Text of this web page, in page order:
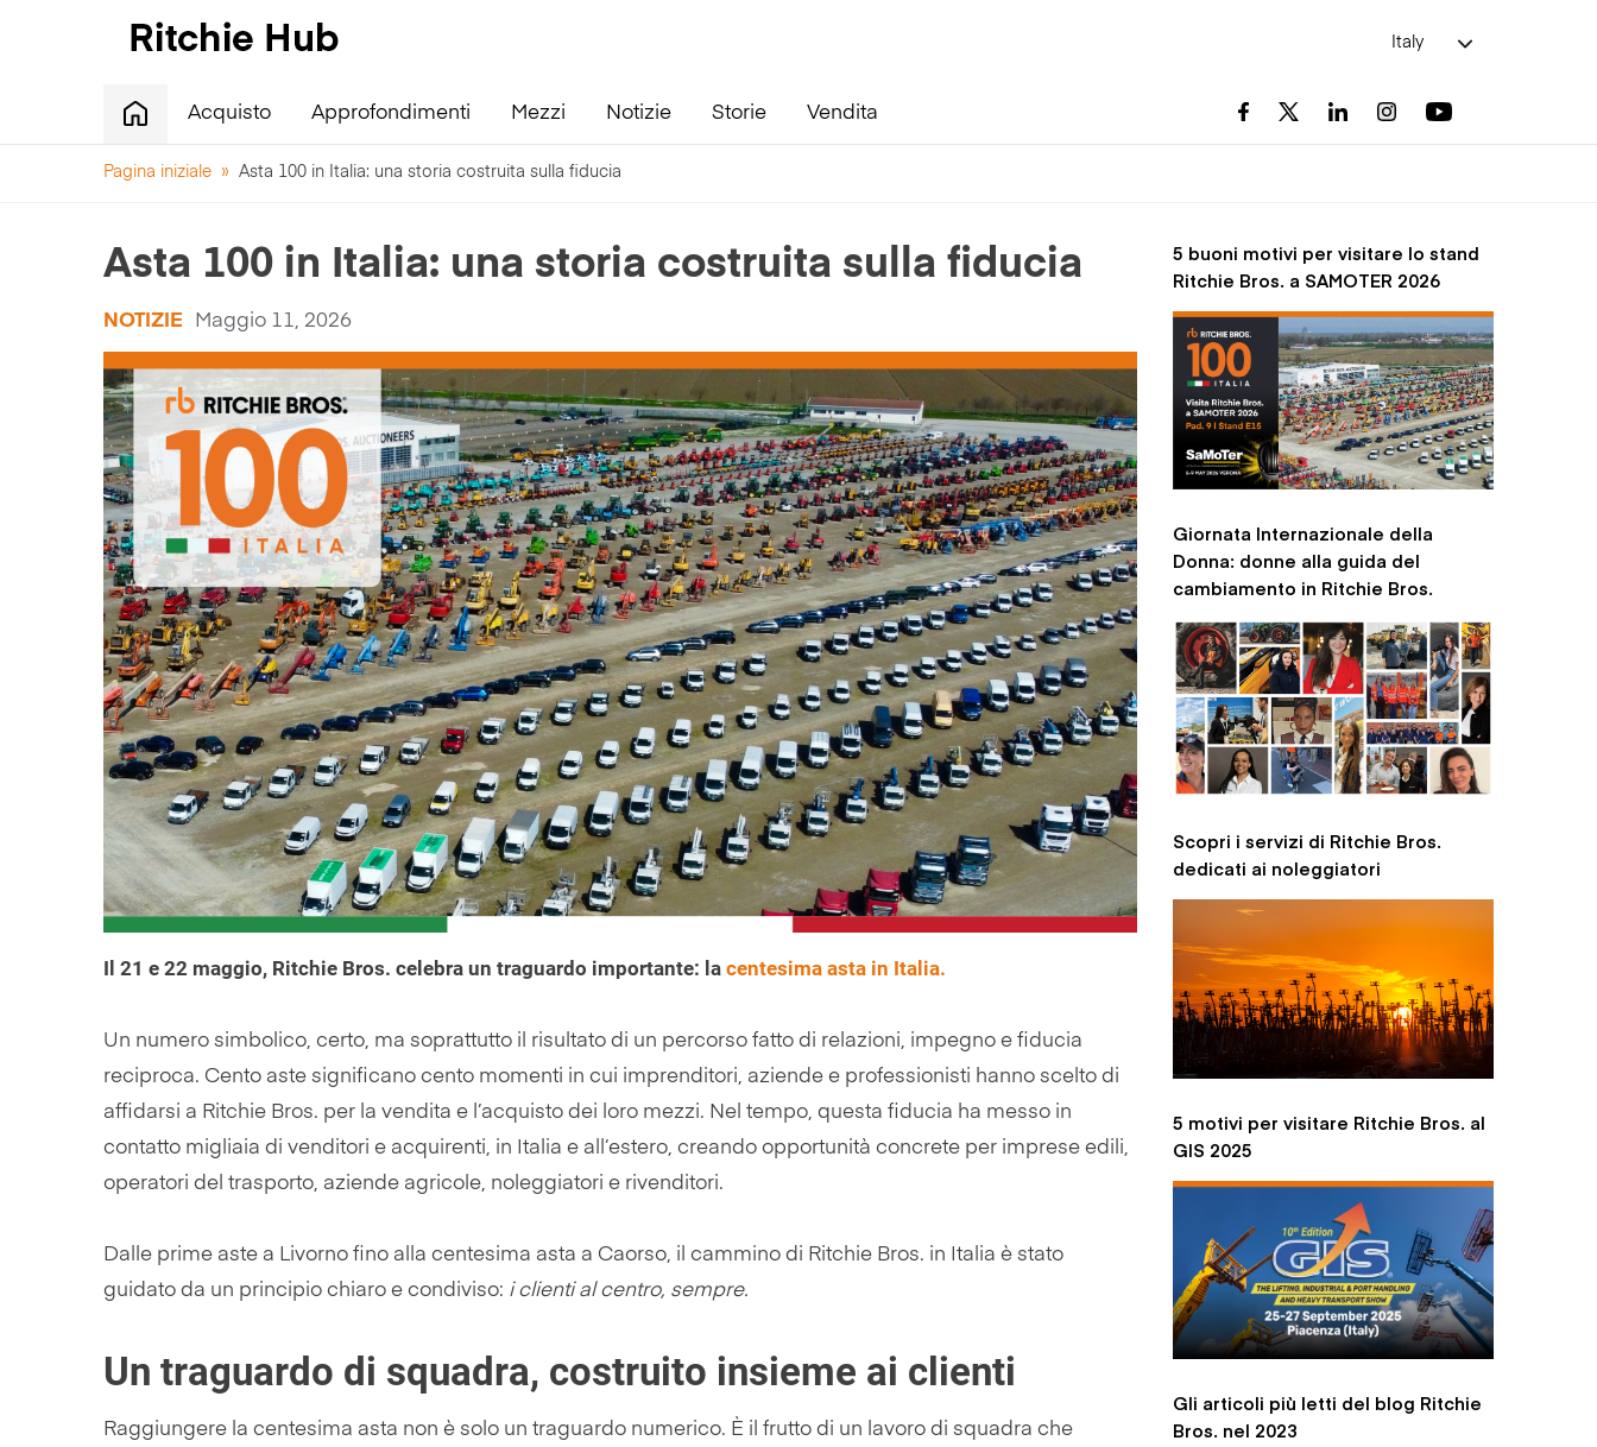
Italy
Acquisto Approfondimenti Mezzi Notizie Storie Vendita
Pagina iniziale » Asta 100 in Italia: una storia costruita sulla fiducia
Asta 100 in Italia: una storia costruita sulla fiducia
NOTIZIE Maggio 11, 2026
Il 21 e 22 maggio, Ritchie Bros. celebra un traguardo importante: la centesima asta in Italia.
Un numero simbolico, certo, ma soprattutto il risultato di un percorso fatto di relazioni, impegno e fiducia
reciproca. Cento aste significano cento momenti in cui imprenditori, aziende e professionisti hanno scelto di
affidarsi a Ritchie Bros. per la vendita e l’acquisto dei loro mezzi. Nel tempo, questa fiducia ha messo in
contatto migliaia di venditori e acquirenti, in Italia e all’estero, creando opportunità concrete per imprese edili,
operatori del trasporto, aziende agricole, noleggiatori e rivenditori.
Dalle prime aste a Livorno fino alla centesima asta a Caorso, il cammino di Ritchie Bros. in Italia è stato
guidato da un principio chiaro e condiviso: i clienti al centro, sempre.
Un traguardo di squadra, costruito insieme ai clienti
Raggiungere la centesima asta non è solo un traguardo numerico. È il frutto di un lavoro di squadra che
5 buoni motivi per visitare lo stand
Ritchie Bros. a SAMOTER 2026
Giornata Internazionale della
Donna: donne alla guida del
cambiamento in Ritchie Bros.
Scopri i servizi di Ritchie Bros.
dedicati ai noleggiatori
5 motivi per visitare Ritchie Bros. al
GIS 2025
Gli articoli più letti del blog Ritchie
Bros. nel 2023